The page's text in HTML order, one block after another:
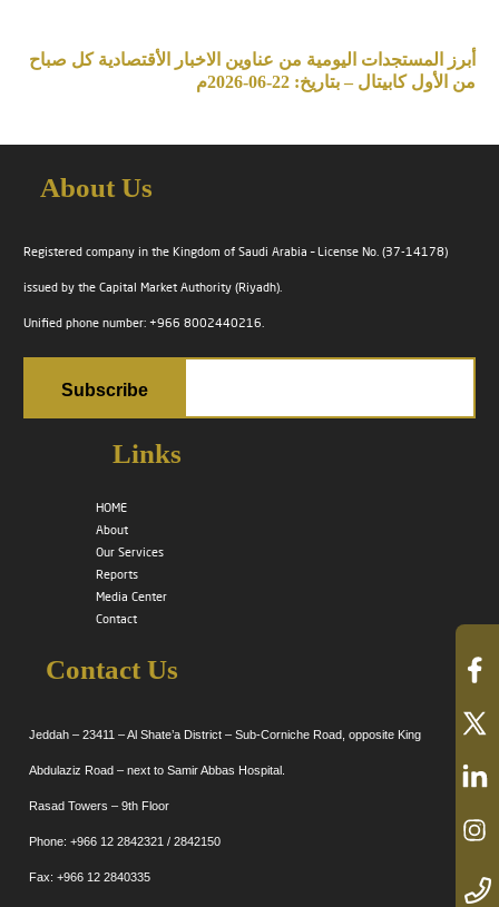
أبرز المستجدات اليومية من عناوين الاخبار الأقتصادية كل صباح
من الأول كابيتال – بتاريخ: 22-06-2026م
About Us
Registered company in the Kingdom of Saudi Arabia – License No. (37-14178)
issued by the Capital Market Authority (Riyadh).
Unified phone number: +966 8002440216.
Links
HOME
About
Our Services
Reports
Media Center
Contact
Contact Us
Jeddah – 23411 – Al Shate’a District – Sub-Corniche Road, opposite King
Abdulaziz Road – next to Samir Abbas Hospital.
Rasad Towers – 9th Floor
Phone: +966 12 2842321 / 2842150
Fax: +966 12 2840335